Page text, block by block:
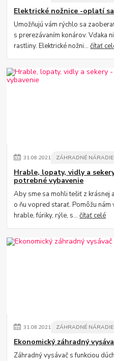
Elektrické nožnice -oplatí
Umožňujú vám rýchlo sa
s prerezávaním konárov. Vďaka
rastliny. Elektrické nožni...čítať
31.08.2021 ZÁHRADNÉ NÁRADIE
Hrable, lopaty, vidly a
potrebné vybavenie
Aby sme sa mohli tešiť z krásnej
o ňu vopred starať. Pomôžu
hrable, fúriky, rýle, s...čítať celé
31.08.2021 ZÁHRADNÉ NÁRADIE
Ekonomický záhradný
Záhradný vysávač s funkciou